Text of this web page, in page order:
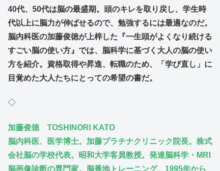
40代、50代は脳の最盛期。頭のキレを取り戻し、学生時
代以上に脳力が伸ばせるので、勉強するには最適なのだ。
脳内科医の加藤俊徳が上梓した『一生頭がよくなり続ける
すごい脳の使い方』では、脳科学に基づく大人の脳の使い
方を紹介。資格取得や昇進、転職のため、「学び直し」に
目覚めた大人たちにとっての希望の書だ。
◇
加藤俊徳 TOSHINORI KATO
脳内科医、医学博士。加藤プラチナクリニック院長。株式
会社脳の学校代表。昭和大学客員教授。発達脳科学・MRI
脳画像診断の専門家。脳番地トレーニング、1995年から